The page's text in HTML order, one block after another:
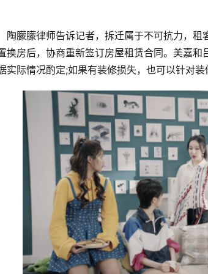
朦朦律师告诉记者，拆迁属于不可抗力，租
换房后，协商重新签订房屋租赁合同。美嘉
实际情况酌定;如果有装修损失，也可以针对装